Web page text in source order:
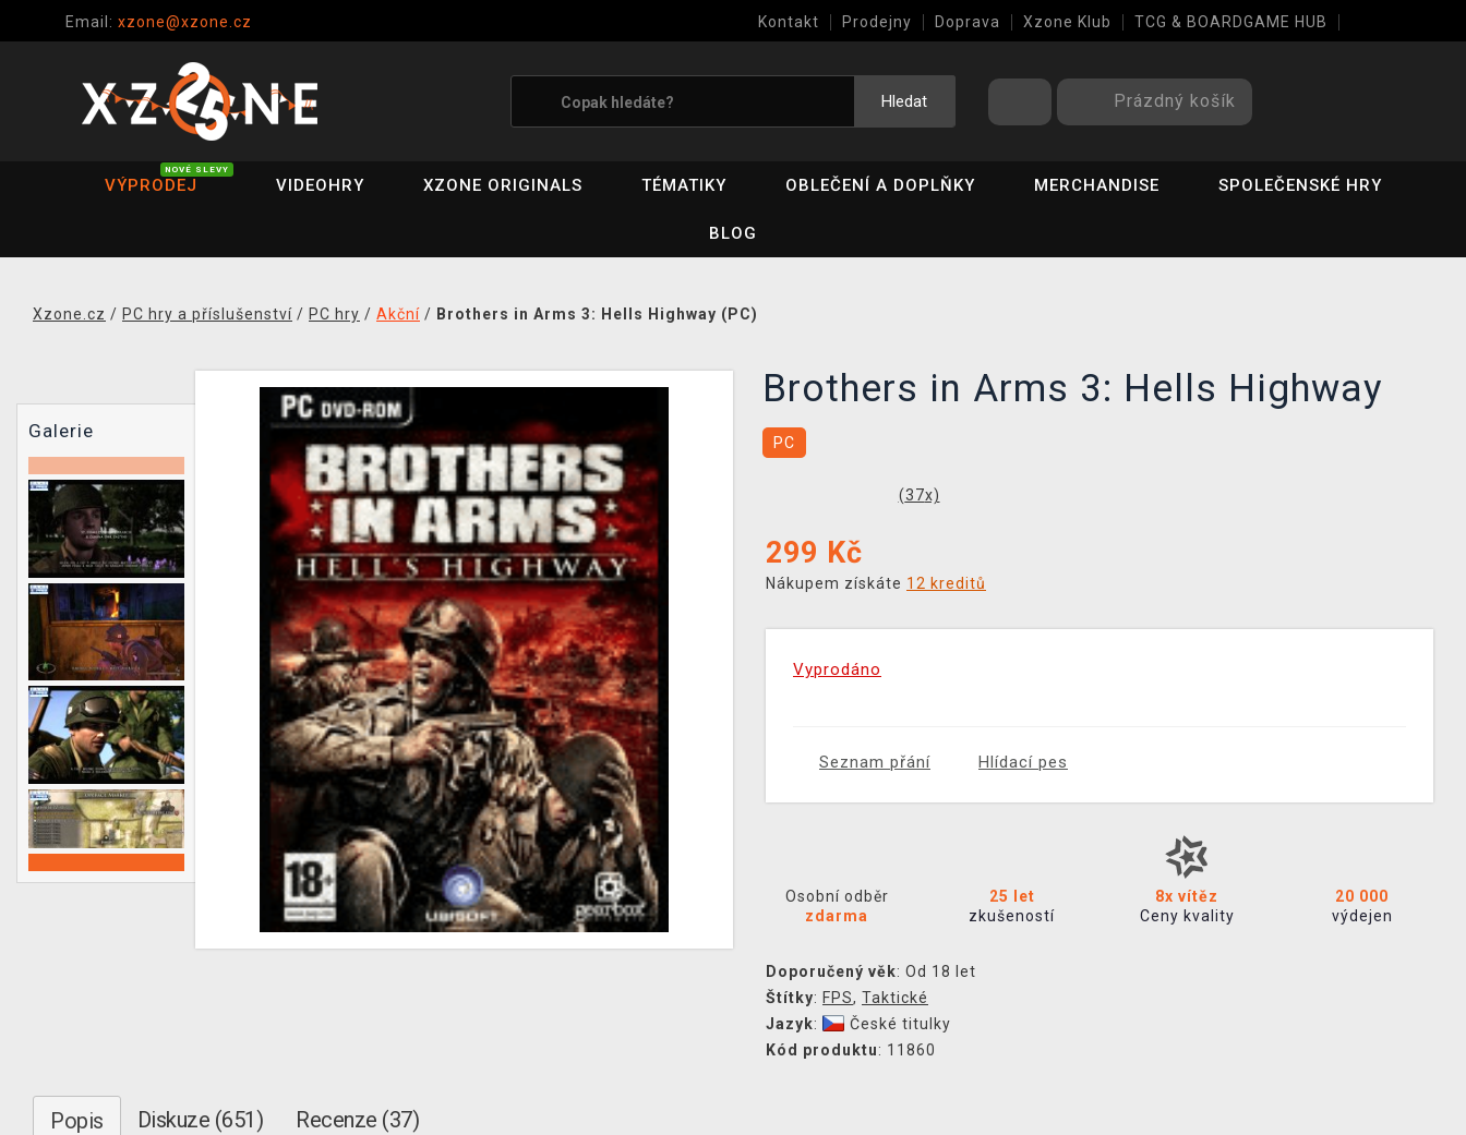
Email: xzone@xzone.cz Kontakt Prodejny Doprava Xzone Klub TCG & BOARDGAME HUB
Hledat Prázdný košík
VÝPRODEJ
NOVÉ SLEVY
VIDEOHRY XZONE ORIGINALS TÉMATIKY OBLEČENÍ A DOPLŇKY MERCHANDISE SPOLEČENSKÉ HRY
BLOG
Xzone.cz / PC hry a příslušenství / PC hry / Akční / Brothers in Arms 3: Hells Highway (PC)
Galerie
Brothers in Arms 3: Hells Highway
PC
(37x)
299 Kč
Nákupem získáte 12 kreditů
Vyprodáno
Seznam přání Hlídací pes
Osobní odběr
zdarma
25 let
zkušeností
8x vítěz
Ceny kvality
20 000
výdejen
Doporučený věk: Od 18 let
Štítky: FPS, Taktické
Jazyk:
České titulky
Kód produktu: 11860
Popis Diskuze (651) Recenze (37)